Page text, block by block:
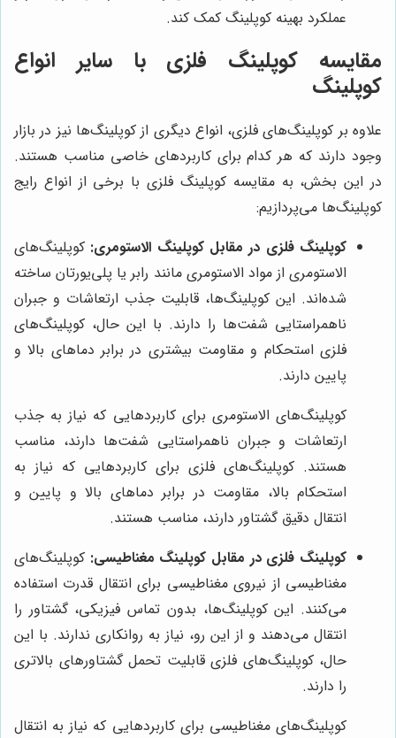
عملکرد بهینه کوپلینگ کمک کند.
مقایسه کوپلینگ فلزی با سایر انواع
کوپلینگ
علاوه بر کوپلینگ‌های فلزی، انواع دیگری از کوپلینگ‌ها نیز در بازار
وجود دارند که هر کدام برای کاربردهای خاصی مناسب هستند.
در این بخش، به مقایسه کوپلینگ فلزی با برخی از انواع رایج
کوپلینگ‌ها می‌پردازیم:
کوپلینگ فلزی در مقابل کوپلینگ الاستومری: کوپلینگ‌های
الاستومری از مواد الاستومری مانند رابر یا پلی‌یورتان ساخته
شده‌اند. این کوپلینگ‌ها، قابلیت جذب ارتعاشات و جبران
ناهمراستایی شفت‌ها را دارند. با این حال، کوپلینگ‌های
فلزی استحکام و مقاومت بیشتری در برابر دماهای بالا و
پایین دارند.
کوپلینگ‌های الاستومری برای کاربردهایی که نیاز به جذب
ارتعاشات و جبران ناهمراستایی شفت‌ها دارند، مناسب
هستند. کوپلینگ‌های فلزی برای کاربردهایی که نیاز به
استحکام بالا، مقاومت در برابر دماهای بالا و پایین و
انتقال دقیق گشتاور دارند، مناسب هستند.
کوپلینگ فلزی در مقابل کوپلینگ مغناطیسی: کوپلینگ‌های
مغناطیسی از نیروی مغناطیسی برای انتقال قدرت استفاده
می‌کنند. این کوپلینگ‌ها، بدون تماس فیزیکی، گشتاور را
انتقال می‌دهند و از این رو، نیاز به روانکاری ندارند. با این
حال، کوپلینگ‌های فلزی قابلیت تحمل گشتاورهای بالاتری
را دارند.
کوپلینگ‌های مغناطیسی برای کاربردهایی که نیاز به انتقال